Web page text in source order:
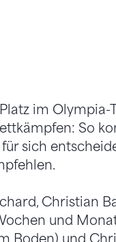
im Olympia-
So
sich
Christian
und